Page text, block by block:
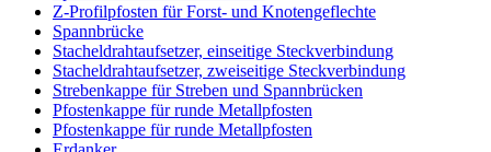
Z-Profilpfosten für Forst- und Knotengeflechte
Spannbrücke
Stacheldrahtaufsetzer, einseitige Steckverbindung
Stacheldrahtaufsetzer, zweiseitige Steckverbindung
Strebenkappe für Streben und Spannbrücken
Pfostenkappe für runde Metallpfosten
Pfostenkappe für runde Metallpfosten